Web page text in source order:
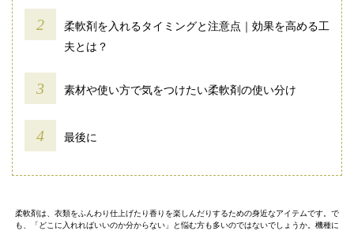
柔軟剤を入れるタイミングと注意点｜効果を高める工
夫とは？
素材や使い方で気をつけたい柔軟剤の使い分け
最後に
柔軟剤は、衣類をふんわり仕上げたり香りを楽しんだりするための身近なアイテムです。で
も、「どこに入れればいいのか分からない」と悩む方も多いのではないでしょうか。機種に